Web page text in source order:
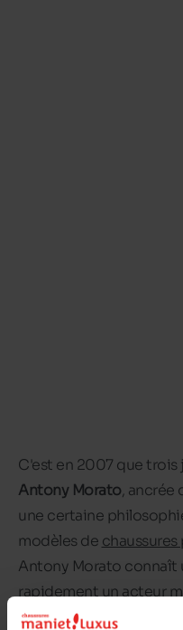
C'est en 2007 que trois
Antony Morato, ancrée
une certaine
modèles de
Antony Morato connaît
rapidement un acteur
pour homme.